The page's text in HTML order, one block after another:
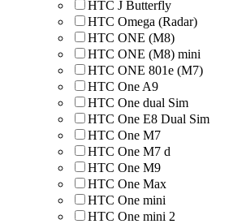
HTC J Butterfly
HTC Omega (Radar)
HTC ONE (M8)
HTC ONE (M8) mini
HTC ONE 801e (M7)
HTC One A9
HTC One dual Sim
HTC One E8 Dual Sim
HTC One M7
HTC One M7 d
HTC One M9
HTC One Max
HTC One mini
HTC One mini 2